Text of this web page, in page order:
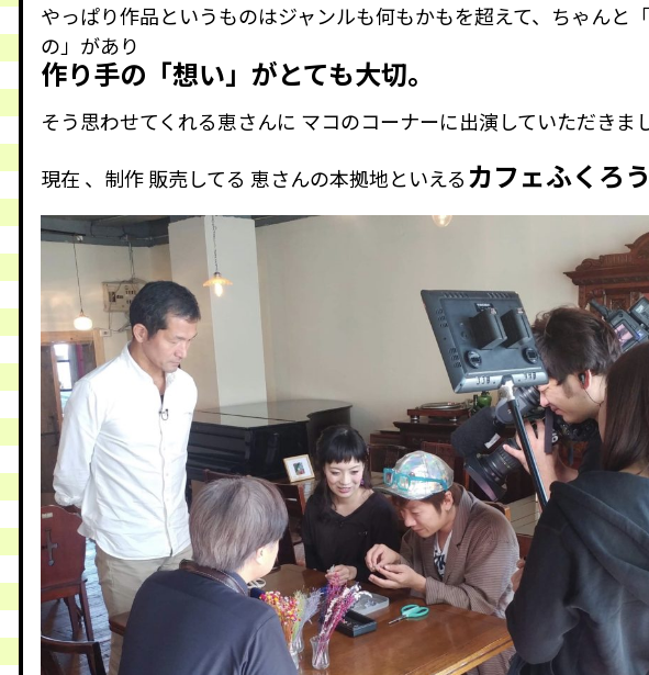
やっぱり作品というものはジャンルも何もかもを超えて、ちゃんと
の」があり
作り手の「想い」がとても大切。
そう思わせてくれる恵さんに マコのコーナーに出演していただき
現在 、制作 販売してる 恵さんの本拠地といえるカフェふくろ